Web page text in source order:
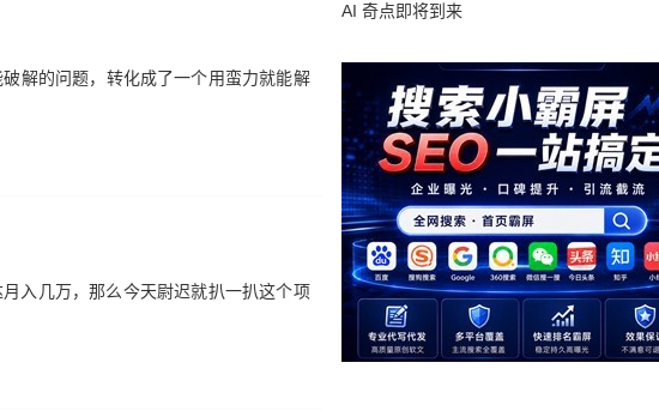
解的问题，转化成了一个用蛮力就能解
入几万，那么今天尉迟就扒一扒这个项
AI 奇点即将到来